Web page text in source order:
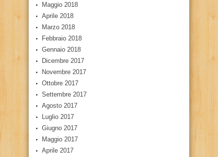
Maggio 2018
Aprile 2018
Marzo 2018
Febbraio 2018
Gennaio 2018
Dicembre 2017
Novembre 2017
Ottobre 2017
Settembre 2017
Agosto 2017
Luglio 2017
Giugno 2017
Maggio 2017
Aprile 2017